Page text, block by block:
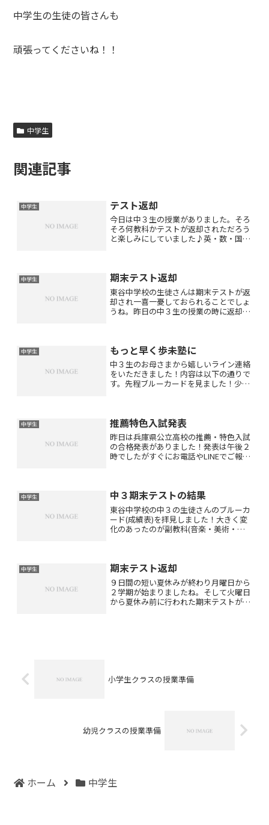
中学生の生徒の皆さんも
頑張ってくださいね！！
中学生
関連記事
中学生 テスト返却
今日は中３生の授業がありました。そろ
そろ何教科かテストが返却されただろう
と楽しみにしていました♪英・数・国・
した。今回のテストは平均...
中学生 期末テスト返却
東谷中学校の生徒さんは期末テストが返
却され一喜一憂しておられることでしょ
うね。昨日の中３生の授業の時に返却さ
徒さんが多かったと思いま...
中学生 もっと早く歩未塾に
中３生のお母さまから嬉しいライン連絡
をいただきました！内容は以下の通りで
す。先程ブルーカードを見ました！少し
子共々、ホントにそう...
中学生 推薦特色入試発表
昨日は兵庫県公立高校の推薦・特色入試
の合格発表がありました！発表は午後２
時でしたがすぐにお電話やLINEでご報告
た(*^_^...
中学生 中３期末テストの結果
東谷中学校の中３の生徒さんのブルーカ
ード(成績表)を拝見しました！大きく変
化のあったのが副教科(音楽・美術・保
比べて驚くほど点...
中学生 期末テスト返却
９日間の短い夏休みが終わり月曜日から
２学期が始まりましたね。そして火曜日
から夏休み前に行われた期末テストが返
小学生クラスの授業準備
幼児クラスの授業準備
ホーム 中学生